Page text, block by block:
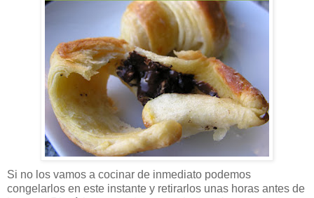
Si no los vamos a cocinar de inmediato podemos
congelarlos en este instante y retirarlos unas horas antes de